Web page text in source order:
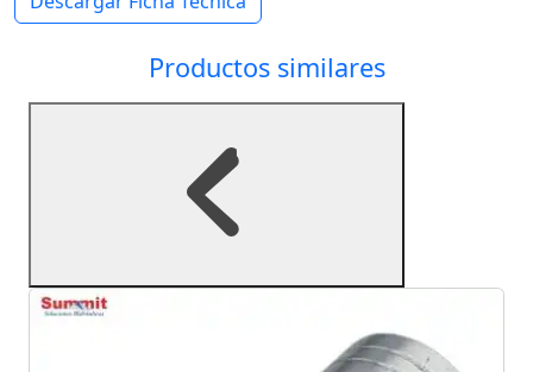
Productos similares